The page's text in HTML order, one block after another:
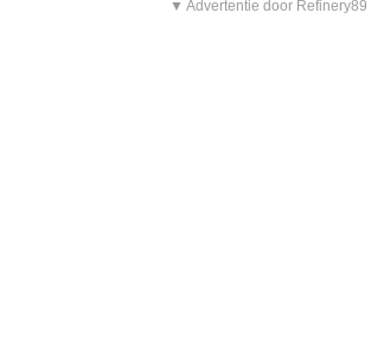
▼ Advertentie door Refinery89